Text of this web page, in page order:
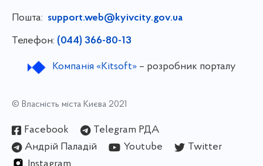
Пошта: support.web@kyivcity.gov.ua
Телефон: (044) 366-80-13
Компанія «Kitsoft»– розробник порталу
© Власність міста Києва 2021
Facebook
Telegram РДА
Андрій Паладій
Youtube
Twitter
Instagram